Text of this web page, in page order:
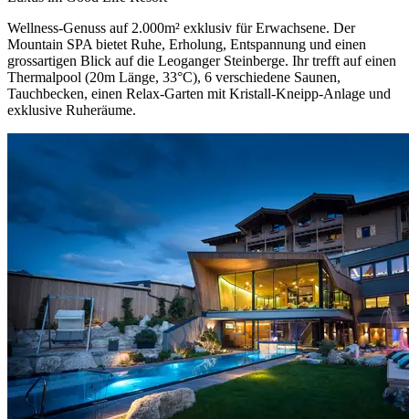
Wellness-Genuss auf 2.000m² exklusiv für Erwachsene. Der
Mountain SPA bietet Ruhe, Erholung, Entspannung und einen
grossartigen Blick auf die Leoganger Steinberge. Ihr trefft auf einen
Thermalpool (20m Länge, 33°C), 6 verschiedene Saunen,
Tauchbecken, einen Relax-Garten mit Kristall-Kneipp-Anlage und
exklusive Ruheräume.